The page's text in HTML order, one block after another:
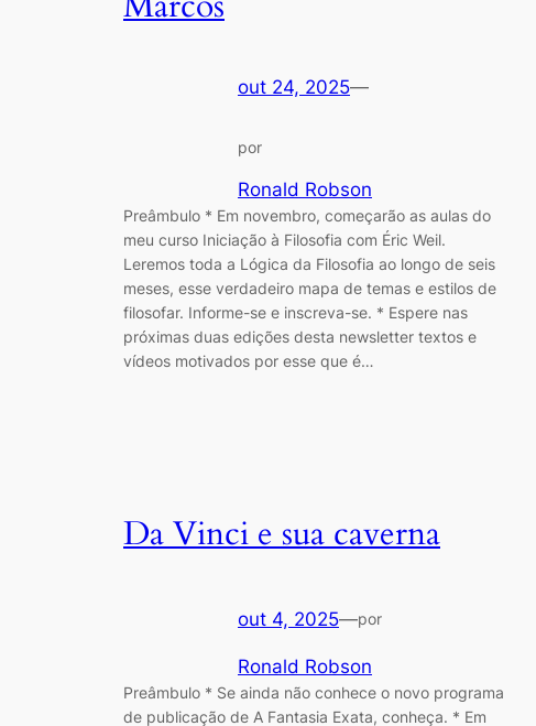
out 24, 2025—
por
Ronald Robson
Preâmbulo * Em novembro, começarão as aulas do
meu curso Iniciação à Filosofia com Éric Weil.
Leremos toda a Lógica da Filosofia ao longo de seis
meses, esse verdadeiro mapa de temas e estilos de
filosofar. Informe-se e inscreva-se. * Espere nas
próximas duas edições desta newsletter textos e
vídeos motivados por esse que é…
Da Vinci e sua caverna
out 4, 2025—por
Ronald Robson
Preâmbulo * Se ainda não conhece o novo programa
de publicação de A Fantasia Exata, conheça. * Em